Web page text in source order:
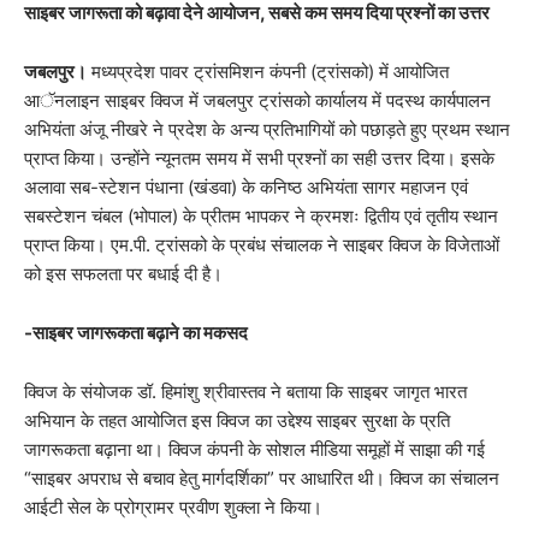
साइबर जागरूता को बढ़ावा देने आयोजन, सबसे कम समय दिया प्रश्नों का उत्तर
जबलपुर। मध्यप्रदेश पावर ट्रांसमिशन कंपनी (ट्रांसको) में आयोजित
आॅनलाइन साइबर क्विज में जबलपुर ट्रांसको कार्यालय में पदस्थ कार्यपालन
अभियंता अंजू नीखरे ने प्रदेश के अन्य प्रतिभागियों को पछाड़ते हुए प्रथम स्थान
प्राप्त किया। उन्होंने न्यूनतम समय में सभी प्रश्नों का सही उत्तर दिया। इसके
अलावा सब-स्टेशन पंधाना (खंडवा) के कनिष्ठ अभियंता सागर महाजन एवं
सबस्टेशन चंबल (भोपाल) के प्रीतम भापकर ने क्रमशः द्वितीय एवं तृतीय स्थान
प्राप्त किया। एम.पी. ट्रांसको के प्रबंध संचालक ने साइबर क्विज के विजेताओं
को इस सफलता पर बधाई दी है।
-साइबर जागरूकता बढ़ाने का मकसद
क्विज के संयोजक डॉ. हिमांशु श्रीवास्तव ने बताया कि साइबर जागृत भारत
अभियान के तहत आयोजित इस क्विज का उद्देश्य साइबर सुरक्षा के प्रति
जागरूकता बढ़ाना था। क्विज कंपनी के सोशल मीडिया समूहों में साझा की गई
“साइबर अपराध से बचाव हेतु मार्गदर्शिका” पर आधारित थी। क्विज का संचालन
आईटी सेल के प्रोग्रामर प्रवीण शुक्ला ने किया।